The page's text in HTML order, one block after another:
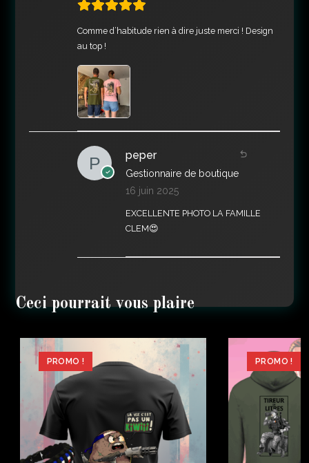
Comme d’habitude rien à dire juste merci ! Design
au top !
peper
Gestionnaire de boutique
16 juin 2025
EXCELLENTE PHOTO LA FAMILLE
CLEM😍
PROMO ! PROMO !